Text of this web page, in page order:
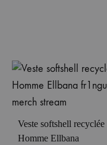
Veste softshell recyclée
Homme Ellbana